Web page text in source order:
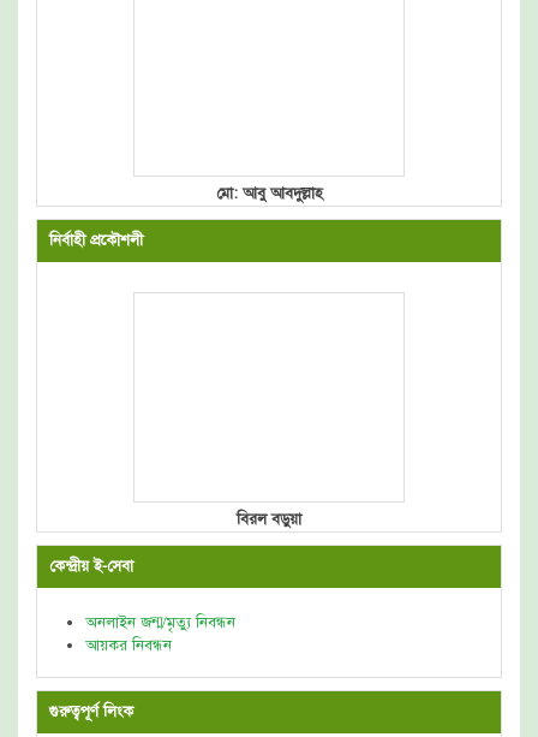
মো: আবু আবদুল্লাহ
নির্বাহী প্রকৌশলী
বিরল বড়ুয়া
কেন্দ্রীয় ই-সেবা
অনলাইন জন্ম/মৃত্যু নিবন্ধন
আয়কর নিবন্ধন
গুরুত্বপূর্ণ লিংক